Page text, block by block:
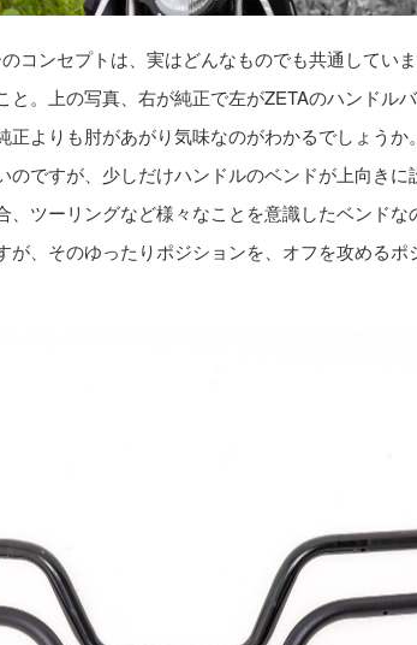
コンセプトは、実はどんなものでも共通してい
と。上の写真、右が純正で左がZETAのハンドル
正よりも肘があがり気味なのがわかるでしょうか
のですが、少しだけハンドルのベンドが上向きに
、ツーリングなど様々なことを意識したベンドな
が、そのゆったりポジションを、オフを攻めるポ